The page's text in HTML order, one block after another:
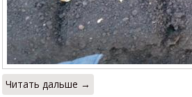
Читать дальше →